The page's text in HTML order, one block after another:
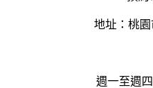
地址：桃
週一至週四